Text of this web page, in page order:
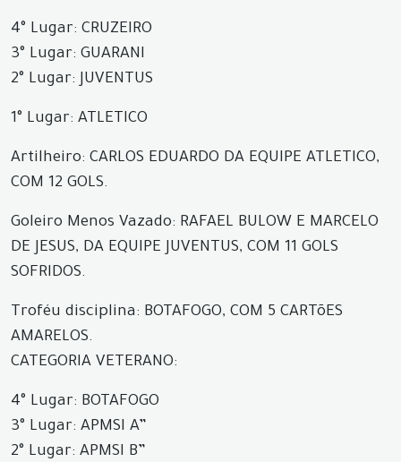
4° Lugar: CRUZEIRO
3° Lugar: GUARANI
2° Lugar: JUVENTUS
1° Lugar: ATLETICO
Artilheiro: CARLOS EDUARDO DA EQUIPE ATLETICO,
COM 12 GOLS.
Goleiro Menos Vazado: RAFAEL BULOW E MARCELO
DE JESUS, DA EQUIPE JUVENTUS, COM 11 GOLS
SOFRIDOS.
Troféu disciplina: BOTAFOGO, COM 5 CARTõES
AMARELOS.
CATEGORIA VETERANO:
4° Lugar: BOTAFOGO
3° Lugar: APMSI A”
2° Lugar: APMSI B”